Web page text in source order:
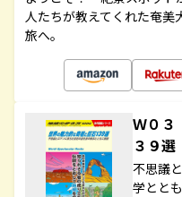
人たちが教えてくれた奄美
旅へ。
Ｗ０３
３９選
不思議
学とと